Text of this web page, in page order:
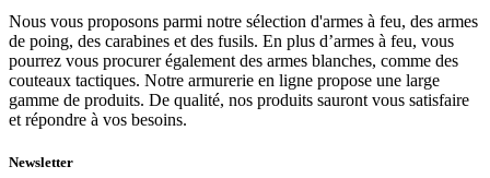
Nous vous proposons parmi notre sélection d'armes à feu, des armes
de poing, des carabines et des fusils. En plus d’armes à feu, vous
pourrez vous procurer également des armes blanches, comme des
couteaux tactiques. Notre armurerie en ligne propose une large
gamme de produits. De qualité, nos produits sauront vous satisfaire
et répondre à vos besoins.
Newsletter